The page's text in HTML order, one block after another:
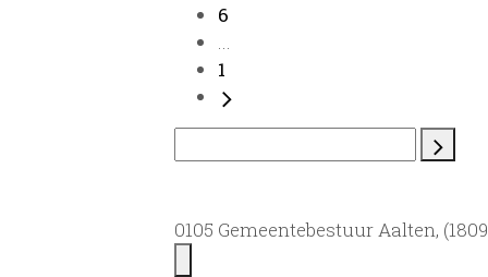
6
...
1
0105 Gemeentebestuur Aalten,